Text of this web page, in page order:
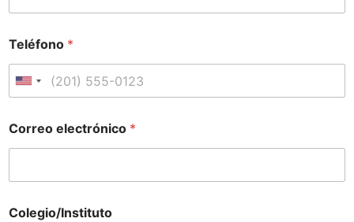
Teléfono *
Correo electrónico *
Colegio/Instituto